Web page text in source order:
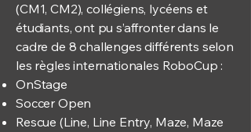
(CM1, CM2), collégiens, lycéens et
étudiants, ont pu s’affronter dans le
cadre de 8 challenges différents selon
les règles internationales RoboCup :
OnStage
Soccer Open
Rescue (Line, Line Entry, Maze, Maze